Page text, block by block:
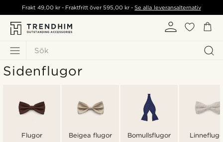
Sök
Frakt 49,00 kr- Fraktfritt över595,00 kr -Se alla leveransalternativ
Sidenflugor
Flugor Beigea flugor Bomullsflugor